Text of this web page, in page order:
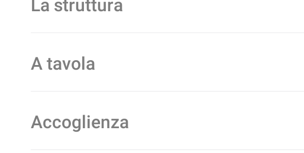
La struttura
A tavola
Accoglienza